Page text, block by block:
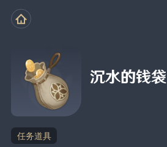
沉水的钱袋
任务道具